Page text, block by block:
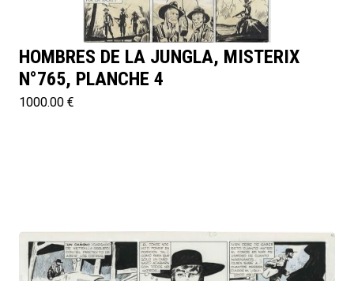
HOMBRES DE LA JUNGLA, MISTERIX
N°765, PLANCHE 4
1000.00 €